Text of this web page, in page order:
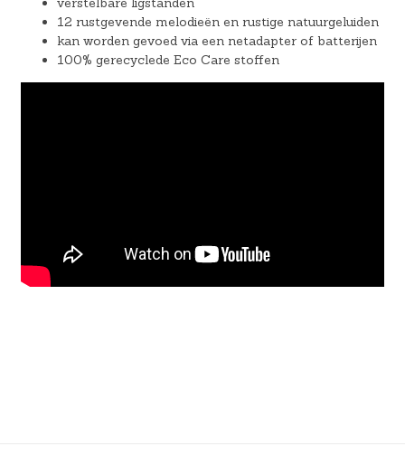
12 rustgevende melodieën en rustige natuurgeluiden
kan worden gevoed via een netadapter of batterijen
100% gerecyclede Eco Care stoffen